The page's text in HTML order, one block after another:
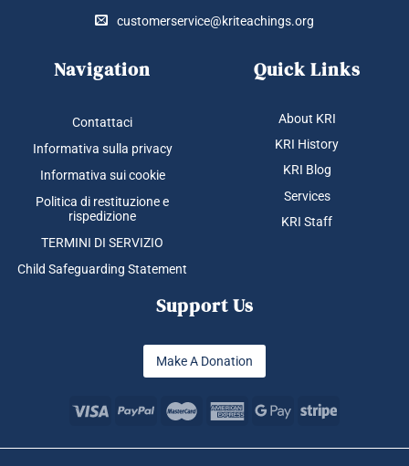
customerservice@kriteachings.org
Navigation
Contattaci
Informativa sulla privacy
Informativa sui cookie
Politica di restituzione e
rispedizione
TERMINI DI SERVIZIO
Child Safeguarding Statement
Quick Links
About KRI
KRI History
KRI Blog
Services
KRI Staff
Support Us
Make A Donation